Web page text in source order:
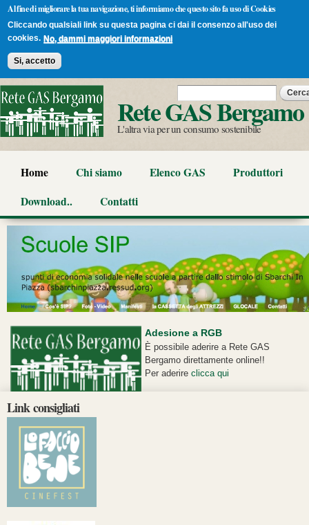
Al fine di migliorare la tua navigazione, ti informiamo che questo sito fa uso di Cookies
Cliccando qualsiali link su questa pagina ci dai il consenzo all'uso dei
cookies. No, dammi maggiori informazioni
Si, accetto
principale
Rete GAS Bergamo
L'altra via per un consumo sostenibile
Form di ricerca
Home Chi siamo Elenco GAS
Produttori
Download..
Contatti
Adesione a RGB
È possibile aderire a Rete GAS
Bergamo direttamente online!!
Per aderire clicca qui
Link consigliati